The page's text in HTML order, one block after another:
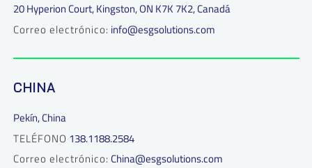
20 Hyperion Court, Kingston, ON K7K 7K2, Canadá
Correo electrónico: info@esgsolutions.com
CHINA
Pekín, China
TELÉFONO 138.1188.2584
Correo electrónico: China@esgsolutions.com